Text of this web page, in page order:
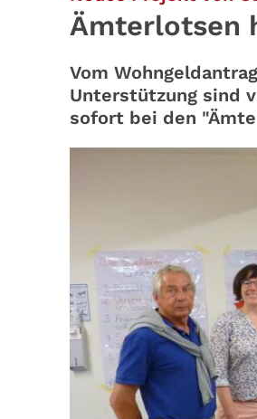
Ämterlotsen
Vom
Unterstützung sind
sofort bei den